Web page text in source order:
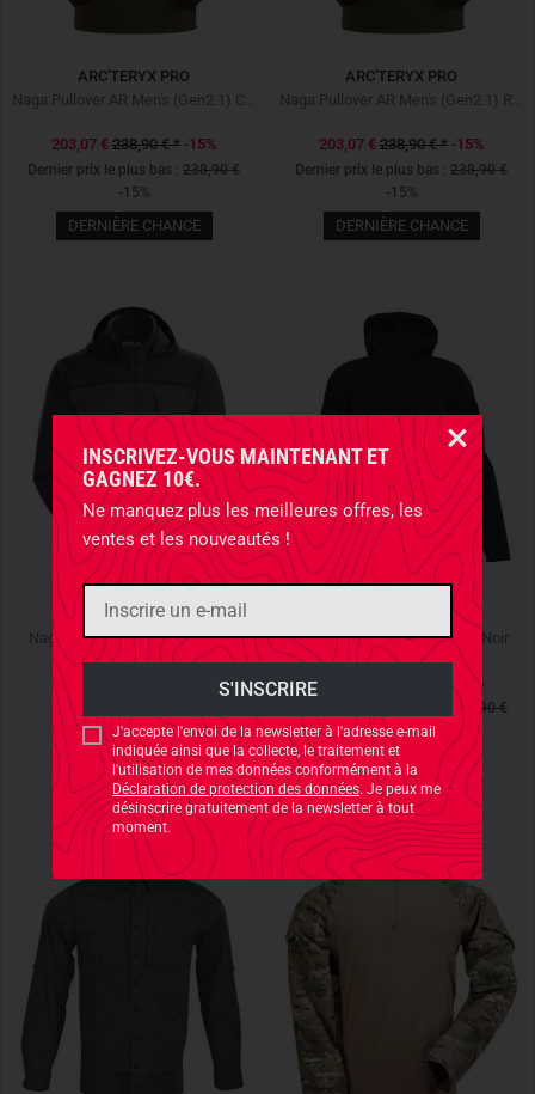
INSCRIVEZ-VOUS MAINTENANT ET
GAGNEZ 10€.
Ne manquez plus les meilleures offres, les
ventes et les nouveautés !
J'accepte l'envoi de la newsletter à l'adresse e-mail
indiquée ainsi que la collecte, le traitement et
l'utilisation de mes données conformément à la
Déclaration de protection des données. Je peux me
désinscrire gratuitement de la newsletter à tout
moment.
ARC'TERYX PRO
Naga Pullover AR Men's (Gen2.1) Crocodile
203,07 € 238,90 €* -15%
Dernier prix le plus bas : 238,90 €
-15%
DERNIÈRE CHANCE
ARC'TERYX PRO
Naga Pullover AR Men's (Gen2.1) Ranger Green
203,07 € 238,90 €* -15%
Dernier prix le plus bas : 238,90 €
-15%
DERNIÈRE CHANCE
ARC'TERYX LEAF
Naga Hoody Men's (Gen3) Wolf
175,12 €
DERNIÈRE CHANCE
TASMANIAN TIGER
TT Maine M's Jacket Black Noir
-30%
144,90 €
-30%
DERNIÈRE CHANCE